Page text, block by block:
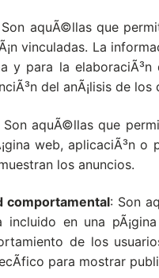
aquÃ©llas que
vinculadas. La
y para la
del anÃ¡lisis de
Son aquÃ©llas que
web, aplicaciÃ³n
los anuncios.
comportamental: Son
en una
de los
para mostrar